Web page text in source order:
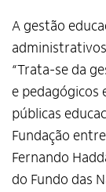
A gestão
“Trata-se da
e pedagógicos
públicas
Fundação
Fernando
do Fundo das